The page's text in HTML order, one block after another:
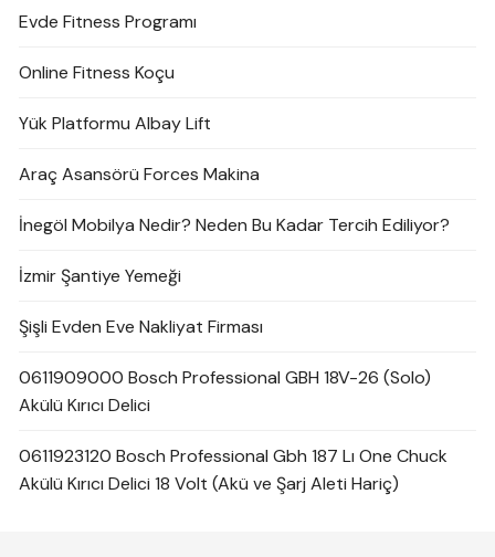
Evde Fitness Programı
Online Fitness Koçu
Yük Platformu Albay Lift
Araç Asansörü Forces Makina
İnegöl Mobilya Nedir? Neden Bu Kadar Tercih Ediliyor?
İzmir Şantiye Yemeği
Şişli Evden Eve Nakliyat Firması
0611909000 Bosch Professional GBH 18V-26 (Solo)
Akülü Kırıcı Delici
0611923120 Bosch Professional Gbh 187 Lı One Chuck
Akülü Kırıcı Delici 18 Volt (Akü ve Şarj Aleti Hariç)